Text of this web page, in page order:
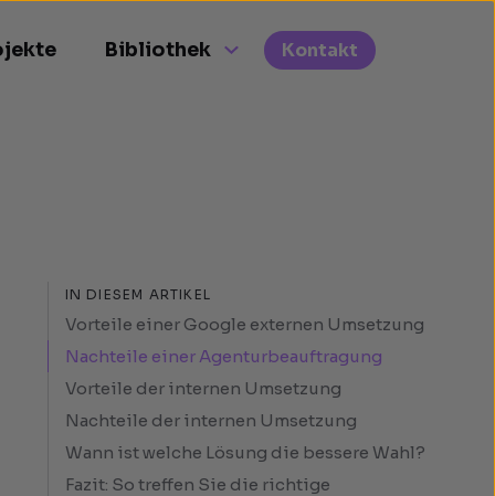
Bibliothek Kontakt
IN DIESEM ARTIKEL
Vorteile einer Google externen Umsetzung
Nachteile einer Agenturbeauftragung
Vorteile der internen Umsetzung
Nachteile der internen Umsetzung
Wann ist welche Lösung die bessere Wahl?
Fazit: So treffen Sie die richtige